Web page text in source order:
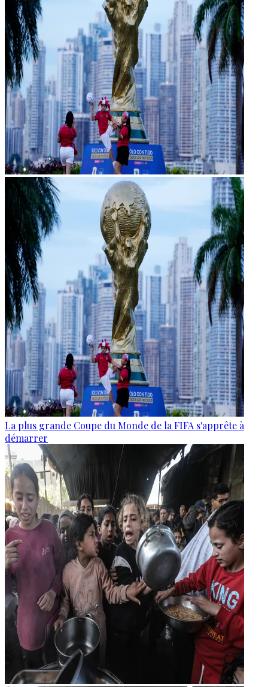
La plus grande Coupe du Monde de la FIFA s'apprête à
démarrer